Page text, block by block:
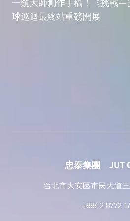
一窺大師創作手稿！《挑戰—
球巡迴最終站重磅開展
忠泰集團 JUT
台北市大安區市民大道
+886 2 8772